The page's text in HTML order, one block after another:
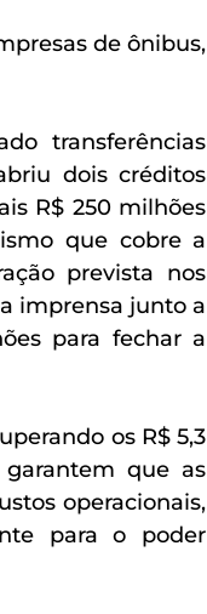
de ônibus,
transferências
dois créditos
R$ 250 milhões
que cobre a
prevista nos
imprensa junto a
para fechar a
os R$ 5,3
que as
operacionais,
para o poder